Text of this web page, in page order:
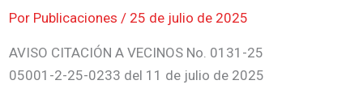
Por Publicaciones / 25 de julio de 2025
AVISO CITACIÓN A VECINOS No. 0131-25
05001-2-25-0233 del 11 de julio de 2025